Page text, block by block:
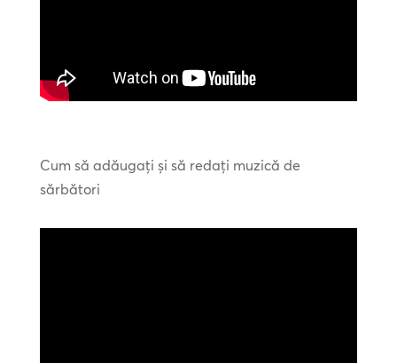
Cum să adăugați și să redați muzică de
sărbători